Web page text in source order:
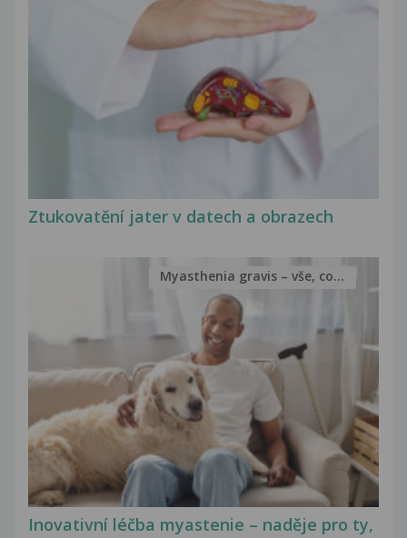
Ztukovatění jater v datech a obrazech
Inovativní léčba myastenie – naděje pro ty,
Myasthenia gravis – vše, co...